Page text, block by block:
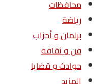
محافظات
رياضة
برلمان و أحزاب
فن و ثقافة
حوادث و قضايا
المزيد